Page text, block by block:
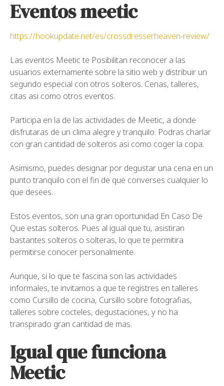
Eventos meetic
https://hookupdate.net/es/crossdresserheaven-review/
Las eventos Meetic te Posibilitan reconocer a las
usuarios externamente sobre la sitio web y distribuir un
segundo especial con otros solteros. Cenas, talleres,
citas asi­ como otros eventos.
Participa en la de las actividades de Meetic, a donde
disfrutaras de un clima alegre y tranquilo. Podras charlar
con gran cantidad de solteros asi­ como coger la copa.
Asimismo, puedes designar por degustar una cena en un
punto tranquilo con el fin de que converses cualquier lo
que desees.
Estos eventos, son una gran oportunidad En Caso De
Que estas solteros. Pues al igual que tu, asistiran
bastantes solteros o solteras, lo que te permitira
permitirse conocer personalmente.
Aunque, si lo que te fascina son las actividades
informales, te invitamos a que te registres en talleres
como Cursillo de cocina, Cursillo sobre fotografias,
talleres sobre cocteles, degustaciones, y no ha
transpirado gran cantidad de mas.
Igual que funciona
Meetic